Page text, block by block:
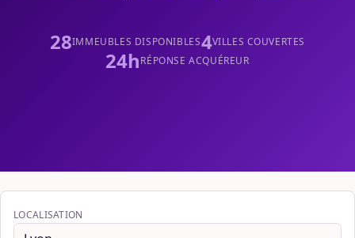
28IMMEUBLES DISPONIBLES4VILLES COUVERTES
24hRÉPONSE ACQUÉREUR
LOCALISATION